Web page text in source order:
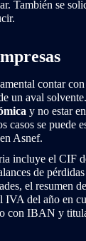
También se
contar
un aval
y no estar
casos se puede
Asnef.
incluye el CIF
de
el resumen
IVA del año en
con IBAN y